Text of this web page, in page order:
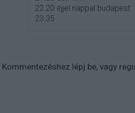
22.20 éjjel nappal budapest
23.35
Kommentezéshez lépj be, vagy